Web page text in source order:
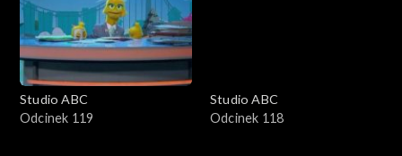
Studio ABC
Odcinek 119
Studio ABC
Odcinek 118